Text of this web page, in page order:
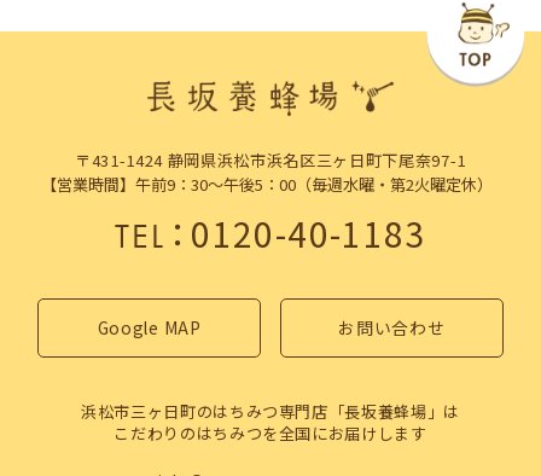
〒431-1424 静岡県浜松市浜名区三ヶ日町下尾奈97-1
【営業時間】午前9：30～午後5：00（毎週水曜・第2火曜定休）
TEL：0120-40-1183
Google MAP お問い合わせ
浜松市三ヶ日町のはちみつ専門店「長坂養蜂場」は
こだわりのはちみつを全国にお届けします